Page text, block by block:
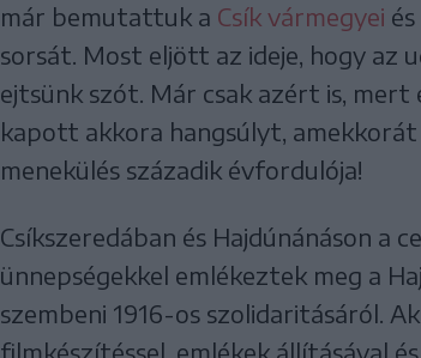
már bemutattuk a Csík vármegyei és
sorsát. Most eljött az ideje, hogy az
ejtsünk szót. Már csak azért is, mert
kapott akkora hangsúlyt,
menekülés századik évfordulója!
Csíkszeredában és Hajdúnánáson a
ünnepségekkel emlékeztek meg a
szembeni 1916-os szolidaritásáról.
filmkészítéssel, emlékek állításával